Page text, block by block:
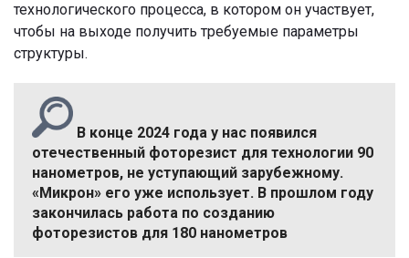
технологического процесса, в котором он участвует,
чтобы на выходе получить требуемые параметры
структуры.
В конце 2024 года у нас появился
отечественный фоторезист для технологии 90
нанометров, не уступающий зарубежному.
«Микрон» его уже использует. В прошлом году
закончилась работа по созданию
фоторезистов для 180 нанометров